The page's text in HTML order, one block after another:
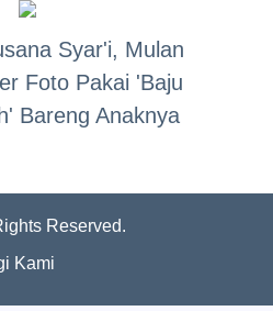
Syar'i, Mulan
Foto Pakai 'Baju
Bareng Anaknya
Reserved.
Kami